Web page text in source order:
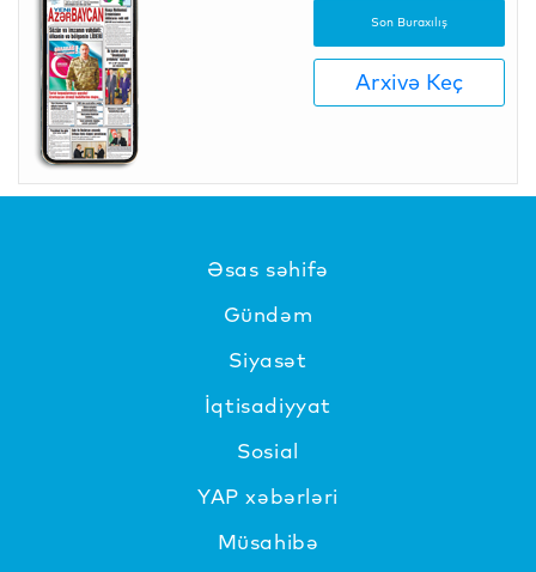
Son Buraxılış
Arxivə Keç
Əsas səhifə
Gündəm
Siyasət
İqtisadiyyat
Sosial
YAP xəbərləri
Müsahibə